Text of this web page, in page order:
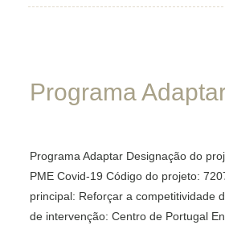
Programa
Programa Adaptar Designação do
PME Covid-19 Código do projeto:
principal: Reforçar a competitividade
de intervenção: Centro de Portugal